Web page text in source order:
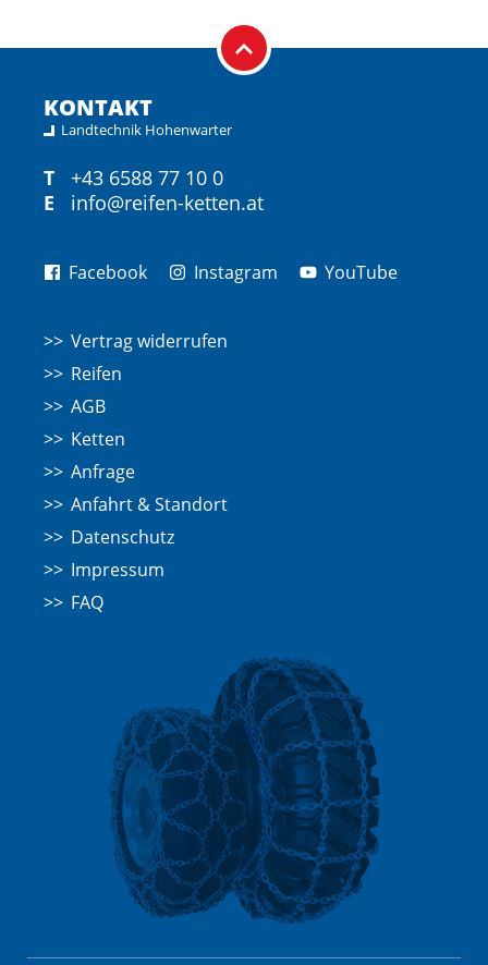
KONTAKT
Landtechnik Hohenwarter
T
+43 6588 77 10 0
E
info@reifen-ketten.at
Facebook Instagram YouTube
Vertrag widerrufen
Reifen
AGB
Ketten
Anfrage
Anfahrt & Standort
Datenschutz
Impressum
FAQ